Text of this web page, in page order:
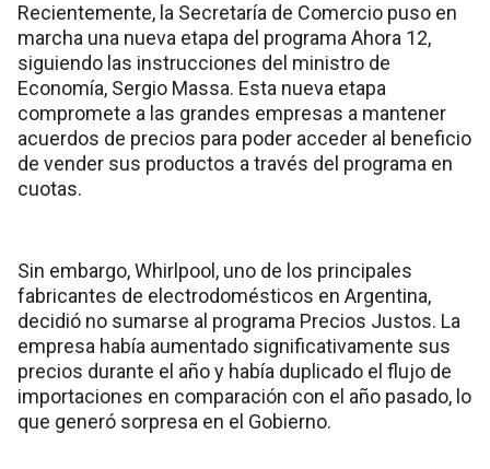
Recientemente, la Secretaría de Comercio puso en
marcha una nueva etapa del programa Ahora 12,
siguiendo las instrucciones del ministro de
Economía, Sergio Massa. Esta nueva etapa
compromete a las grandes empresas a mantener
acuerdos de precios para poder acceder al beneficio
de vender sus productos a través del programa en
cuotas.
Sin embargo, Whirlpool, uno de los principales
fabricantes de electrodomésticos en Argentina,
decidió no sumarse al programa Precios Justos. La
empresa había aumentado significativamente sus
precios durante el año y había duplicado el flujo de
importaciones en comparación con el año pasado, lo
que generó sorpresa en el Gobierno.